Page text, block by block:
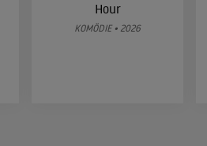
Hour
KOMÖDIE • 2026